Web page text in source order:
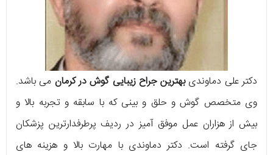
دکتر علی دماوندیبهترین جراح زیبایی گوش در کرمان می باشد.
وی متخصص گوش و حلق و بینی که با سابقه و تجربه بالا و
بیش از هزاران عمل موفق آمیز در ردیف پرطرفدارترین پزشکان
جای گرفته است. دکتر دماوندی با مهارت بالا و هزینه های